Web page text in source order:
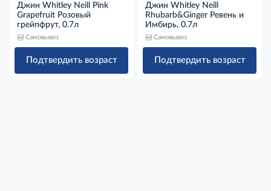
Джин Whitley Neill Pink
Grapefruit Розовый
грейпфрут, 0.7л
Самовывоз
Подтвердить возраст
Джин Whitley Neill
Rhubarb&Ginger Ревень и
Имбирь, 0.7л
Самовывоз
Подтвердить возраст